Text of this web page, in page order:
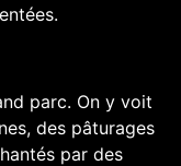
parc. On y voit
des pâturages
par des